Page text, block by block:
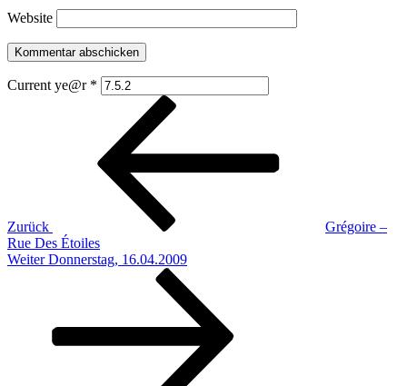
Website
Current ye@r *
Beitragsnavigation
Zurück
Grégoire –
Rue Des Étoiles
Nächster
Weiter Donnerstag, 16.04.2009